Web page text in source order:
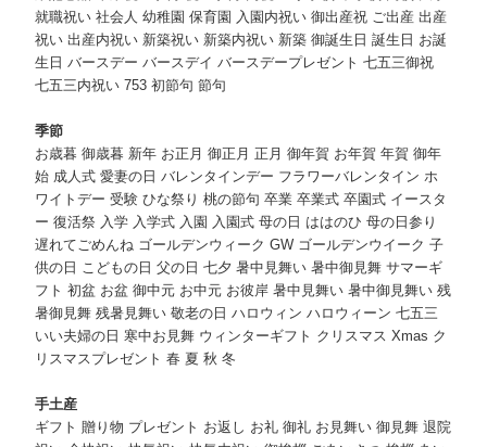
就職祝い 社会人 幼稚園 保育園 入園内祝い 御出産祝 ご出産 出産
祝い 出産内祝い 新築祝い 新築内祝い 新築 御誕生日 誕生日 お誕
生日 バースデー バースデイ バースデープレゼント 七五三御祝
七五三内祝い 753 初節句 節句
季節
お歳暮 御歳暮 新年 お正月 御正月 正月 御年賀 お年賀 年賀 御年
始 成人式 愛妻の日 バレンタインデー フラワーバレンタイン ホ
ワイトデー 受験 ひな祭り 桃の節句 卒業 卒業式 卒園式 イースタ
ー 復活祭 入学 入学式 入園 入園式 母の日 ははのひ 母の日参り
遅れてごめんね ゴールデンウィーク GW ゴールデンウイーク 子
供の日 こどもの日 父の日 七夕 暑中見舞い 暑中御見舞 サマーギ
フト 初盆 お盆 御中元 お中元 お彼岸 暑中見舞い 暑中御見舞い 残
暑御見舞 残暑見舞い 敬老の日 ハロウィン ハロウィーン 七五三
いい夫婦の日 寒中お見舞 ウィンターギフト クリスマス Xmas ク
リスマスプレゼント 春 夏 秋 冬
手土産
ギフト 贈り物 プレゼント お返し お礼 御礼 お見舞い 御見舞 退院